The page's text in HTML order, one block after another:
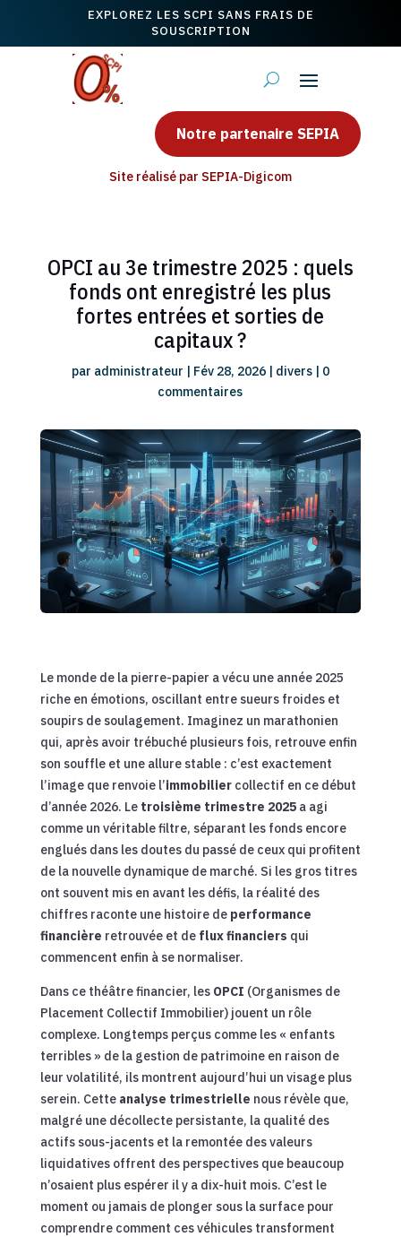
EXPLOREZ LES SCPI SANS FRAIS DE
SOUSCRIPTION
Notre partenaire SEPIA
Site réalisé par SEPIA-Digicom
OPCI au 3e trimestre 2025 : quels
fonds ont enregistré les plus
fortes entrées et sorties de
capitaux ?
par administrateur | Fév 28, 2026| divers| 0
commentaires
Le monde de la pierre-papier a vécu une année 2025
riche en émotions, oscillant entre sueurs froides et
soupirs de soulagement. Imaginez un marathonien
qui, après avoir trébuché plusieurs fois, retrouve enfin
son souffle et une allure stable : c’est exactement
l’image que renvoie l’immobiliercollectif en ce début
d’année 2026. Le troisième trimestre 2025a agi
comme un véritable filtre, séparant les fonds encore
englués dans les doutes du passé de ceux qui profitent
de la nouvelle dynamique de marché. Si les gros titres
ont souvent mis en avant les défis, la réalité des
chiffres raconte une histoire de performance
financière retrouvée et de flux financiers qui
commencent enfin à se normaliser.
Dans ce théâtre financier, les OPCI (Organismes de
Placement Collectif Immobilier) jouent un rôle
complexe. Longtemps perçus comme les « enfants
terribles » de la gestion de patrimoine en raison de
leur volatilité, ils montrent aujourd’hui un visage plus
serein. Cette analyse trimestrielle nous révèle que,
malgré une décollecte persistante, la qualité des
actifs sous-jacents et la remontée des valeurs
liquidatives offrent des perspectives que beaucoup
n’osaient plus espérer il y a dix-huit mois. C’est le
moment ou jamais de plonger sous la surface pour
comprendre comment ces véhicules transforment